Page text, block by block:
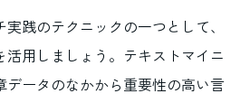
践のテクニックの一つとして、
活用しましょう。テキストマイニ
データのなかから重要性の高い言